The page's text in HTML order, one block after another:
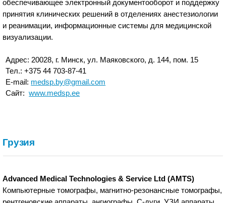
обеспечивающее электронный документооборот и поддержку
принятия клинических решений в отделениях анестезиологии
и реанимации, информационные системы для медицинской
визуализации.
Адрес: 20028, г. Минск, ул. Маяковского, д. 144, пом. 15
Тел.: +375 44 703-87-41
E-mail: medsp.by@gmail.com
Сайт:www.medsp.ee
Грузия
Advanced Medical Technologies & Service Ltd (AMTS)
Компьютерные томографы, магнитно-резонансные томографы,